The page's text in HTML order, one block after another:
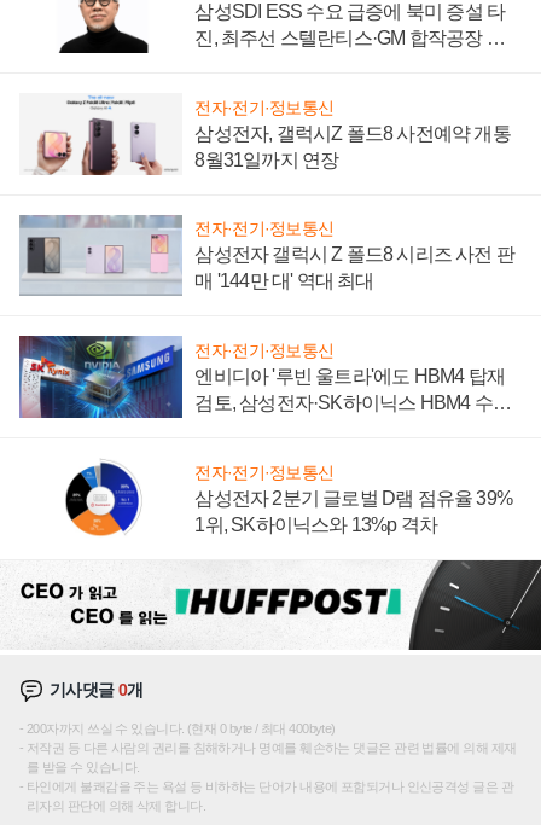
삼성SDI ESS 수요 급증에 북미 증설 타
진, 최주선 스텔란티스·GM 합작공장 건
전자·전기·정보통신
삼성전자, 갤럭시Z 폴드8 사전예약 개통
8월31일까지 연장
전자·전기·정보통신
삼성전자 갤럭시 Z 폴드8 시리즈 사전 판
매 '144만 대' 역대 최대
전자·전기·정보통신
엔비디아 '루빈 울트라'에도 HBM4 탑재
검토, 삼성전자·SK하이닉스 HBM4 수율
전자·전기·정보통신
삼성전자 2분기 글로벌 D램 점유율 39%
1위, SK하이닉스와 13%p 격차
기사댓글0개
200자까지 쓰실 수 있습니다. (현재 0 byte / 최대 400byte)
저작권 등 다른 사람의 권리를 침해하거나 명예를 훼손하는 댓글은 관련 법률에 의해 제재
를 받을 수 있습니다.
타인에게 불쾌감을 주는 욕설 등 비하하는 단어가 내용에 포함되거나 인신공격성 글은 관
리자의 판단에 의해 삭제 합니다.